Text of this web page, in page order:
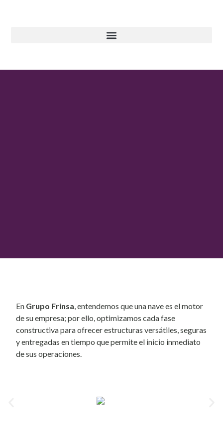
En Grupo Frinsa, entendemos que una nave es el motor
de su empresa; por ello, optimizamos cada fase
constructiva para ofrecer estructuras versátiles, seguras
y entregadas en tiempo que permite el inicio inmediato
de sus operaciones.